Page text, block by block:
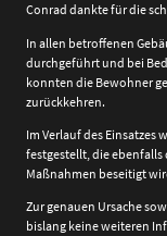
Conrad dankte für die
In allen betroffenen
durchgeführt und bei
konnten die Bewohner
zurückkehren.
Im Verlauf des Einsatzes
festgestellt, die
Maßnahmen beseitigt
Zur genauen Ursache
bislang keine weiteren